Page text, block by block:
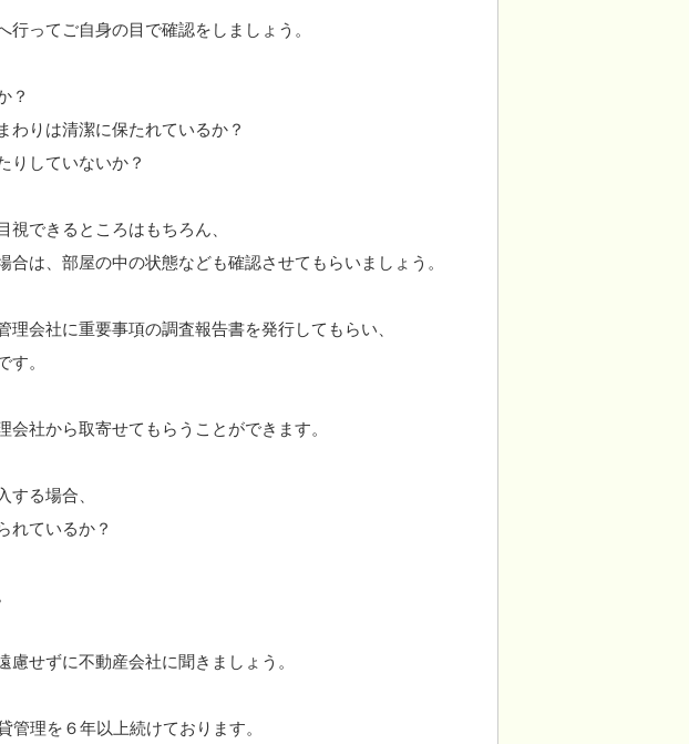
行ってご自身の目で確認をしましょう。
？
わりは清潔に保たれているか？
りしていないか？
できるところはもちろん、
合は、部屋の中の状態なども確認させてもらいましょう。
理会社に重要事項の調査報告書を発行してもらい、
す。
社から取寄せてもらうことができます。
する場合、
れているか？
せずに不動産会社に聞きましょう。
管理を６年以上続けております。